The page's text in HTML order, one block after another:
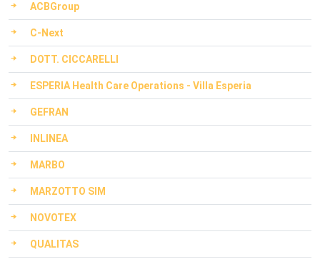
ACBGroup
C-Next
DOTT. CICCARELLI
ESPERIA Health Care Operations - Villa Esperia
GEFRAN
INLINEA
MARBO
MARZOTTO SIM
NOVOTEX
QUALITAS